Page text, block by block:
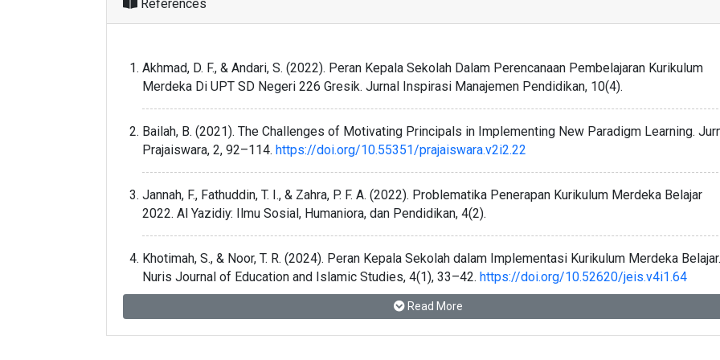
References
Akhmad, D. F., & Andari, S. (2022). Peran Kepala Sekolah Dalam Perencanaan Pembelajaran Kurikulum
Merdeka Di UPT SD Negeri 226 Gresik. Jurnal Inspirasi Manajemen Pendidikan, 10(4).
Bailah, B. (2021). The Challenges of Motivating Principals in Implementing New Paradigm Learning.
Prajaiswara, 2, 92–114. https://doi.org/10.55351/prajaiswara.v2i2.22
Jannah, F., Fathuddin, T. I., & Zahra, P. F. A. (2022). Problematika Penerapan Kurikulum Merdeka Belajar
2022. Al Yazidiy: Ilmu Sosial, Humaniora, dan Pendidikan, 4(2).
Khotimah, S., & Noor, T. R. (2024). Peran Kepala Sekolah dalam Implementasi Kurikulum Merdeka Belajar.
Nuris Journal of Education and Islamic Studies, 4(1), 33–42. https://doi.org/10.52620/jeis.v4i1.64
Latifah, H., & Ramadan, Z. H. (2023). Problematika Guru dalam Pemanfaatan Internet sebagai Media
Pembelajaran. Jurnal Obsesi : Jurnal Pendidikan Anak Usia Dini, 7(5), 5823–5836.
Read More